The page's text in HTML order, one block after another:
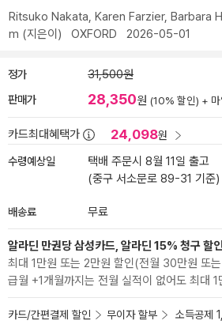
Ritsuko Nakata, Karen Farzier, Barbara
m (지은이) OXFORD 2026-05-01
정가 31,500원
판매가 28,350원 (10% 할인) +
카드최대혜택가 24,098원
수령예상일
택배 주문시 8월 11일 출고
(중구 서소문로 89-31 기준)
배송료 무료
알라딘 만권당 삼성카드, 알라딘 15% 청구 할
최대 1만원 또는 2만원 할인(전월 30만원 또
급월 +1개월까지는 전월 실적이 없어도 최대
카드/간편결제 할인 무이자 할부 소득공제